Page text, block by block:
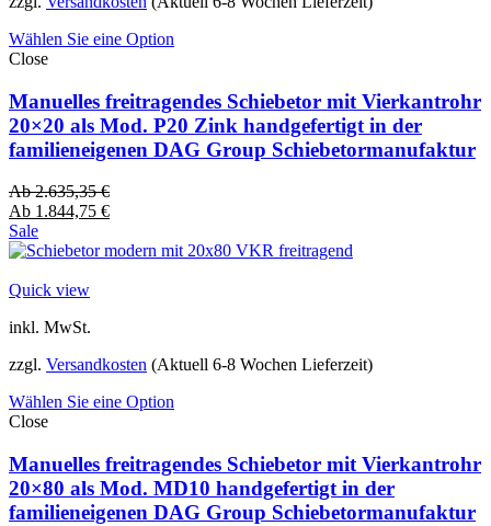
Wählen Sie eine Option
Close
Manuelles freitragendes Schiebetor mit Vierkantrohr
20×20 als Mod. P20 Zink handgefertigt in der
familieneigenen DAG Group Schiebetormanufaktur
Ab2.635,35€
Ab 1.844,75 €
Sale
Quick view
inkl. MwSt.
zzgl. Versandkosten (Aktuell 6-8 Wochen Lieferzeit)
Wählen Sie eine Option
Close
Manuelles freitragendes Schiebetor mit Vierkantrohr
20×80 als Mod. MD10 handgefertigt in der
familieneigenen DAG Group Schiebetormanufaktur